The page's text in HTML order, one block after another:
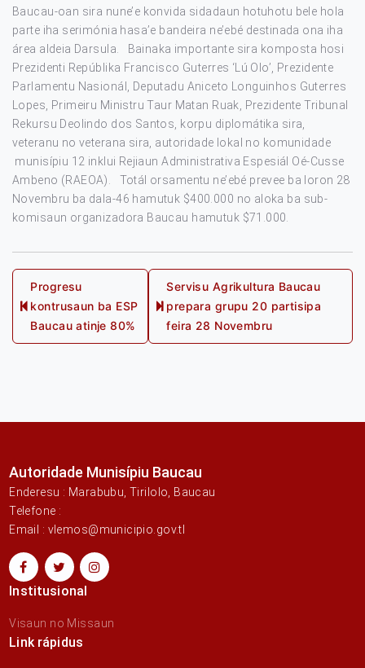
Baucau-oan sira nune’e konvida sidadaun hotuhotu bele hola
parte iha serimónia hasa’e bandeira ne’ebé destinada ona iha
área aldeia Darsula. Bainaka importante sira komposta hosi
Prezidenti Repúblika Francisco Guterres ‘Lú Olo’, Prezidente
Parlamentu Nasionál, Deputadu Aniceto Longuinhos Guterres
Lopes, Primeiru Ministru Taur Matan Ruak, Prezidente Tribunal
Rekursu Deolindo dos Santos, korpu diplomátika sira,
veteranu no veterana sira, autoridade lokal no komunidade
munisípiu 12 inklui Rejiaun Administrativa Espesiál Oé-Cusse
Ambeno (RAEOA). Totál orsamentu ne’ebé prevee ba loron 28
Novembru ba dala-46 hamutuk $400.000 no aloka ba sub-
komisaun organizadora Baucau hamutuk $71.000.
Post
navigation
Previous
post:
Progresu
kontrusaun ba ESP
Baucau atinje 80%
Next
post:
Servisu Agrikultura Baucau
prepara grupu 20 partisipa
feira 28 Novembru
Autoridade Munisípiu Baucau
Enderesu : Marabubu, Tirilolo, Baucau
Telefone :
Email : vlemos@municipio.gov.tl
Institusional
Visaun no Missaun
Link rápidus